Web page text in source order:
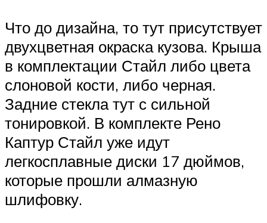
Что до дизайна, то тут присутствует
двухцветная окраска кузова. Крыша
в комплектации Стайл либо цвета
слоновой кости, либо черная.
Задние стекла тут с сильной
тонировкой. В комплекте Рено
Каптур Стайл уже идут
легкосплавные диски 17 дюймов,
которые прошли алмазную
шлифовку.